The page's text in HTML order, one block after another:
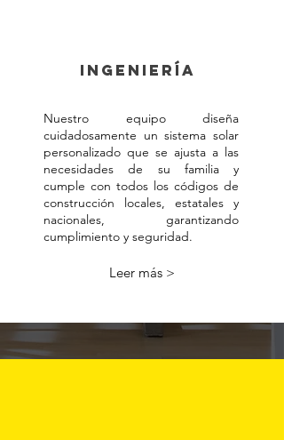
Ingeniería
Nuestro equipo diseña
cuidadosamente un sistema solar
personalizado que se ajusta a las
necesidades de su familia y
cumple con todos los códigos de
construcción locales, estatales y
nacionales, garantizando
cumplimiento y seguridad.
Leer más >